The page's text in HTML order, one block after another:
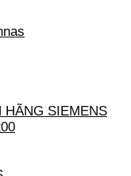
HÃNG SIEMENS